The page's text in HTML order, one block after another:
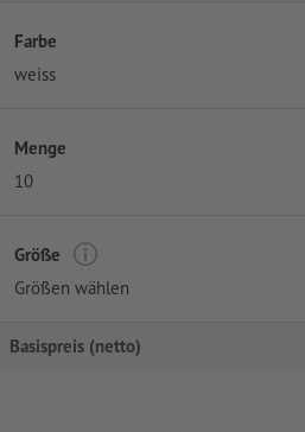
Farbe
weiss
Menge
10
Größe
Größen wählen
Basispreis (netto)